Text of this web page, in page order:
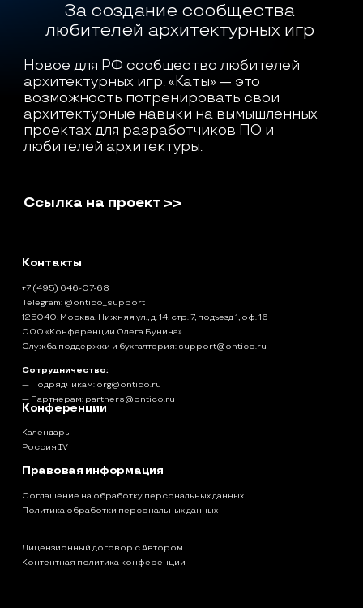
За создание сообщества
любителей архитектурных игр
Новое для РФ сообщество любителей
архитектурных игр. «Каты» — это
возможность потренировать свои
архитектурные навыки на вымышленных
проектах для разработчиков ПО и
любителей архитектуры.
Ссылка на проект >>
Контакты
+7 (495) 646-07-68
Telegram: @ontico_support
125040, Москва, Нижняя ул., д. 14, стр. 7, подъезд 1, оф. 16
ООО «Конференции Олега Бунина»
Служба поддержки и бухгалтерия: support@ontico.ru
Сотрудничество:
— Подрядчикам: org@ontico.ru
— Партнерам: partners@ontico.ru
Конференции
Календарь
Россия IV
Правовая информация
Соглашение на обработку персональных данных
Политика обработки персональных данных
Лицензионный договор с Автором
Контентная политика конференции